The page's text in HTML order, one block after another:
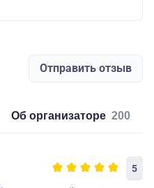
Отправить отзыв
об организаторе 200
5